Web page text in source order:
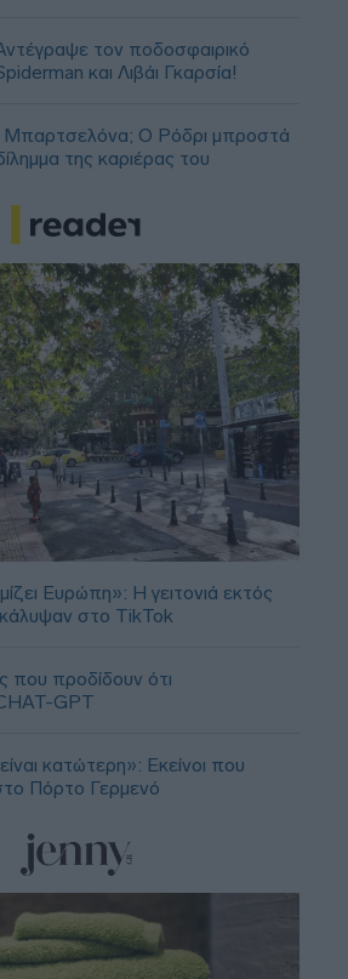
τον ποδοσφαιρικό
και Λιβάι Γκαρσία!
Μπαρτσελόνα; Ο Ρόδρι μπροστά
της καριέρας του
Ευρώπη»: H γειτονιά εκτός
στο TikTok
που προδίδουν ότι
GPT
κατώτερη»: Εκείνοι που
Πόρτο Γερμενό